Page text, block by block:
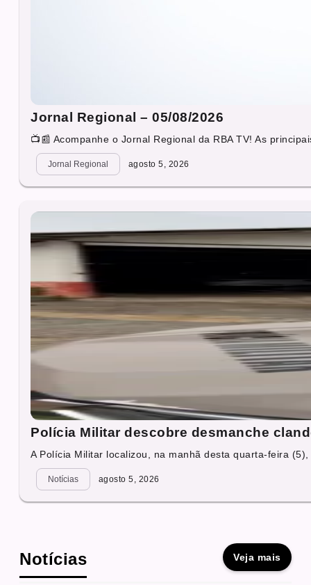
Jornal Regional – 05/08/2026
📺📰 Acompanhe o Jornal Regional da RBA TV! As
Jornal Regional agosto 5, 2026
Polícia Militar descobre desmanche
A Polícia Militar localizou, na manhã desta quarta-feira
Notícias agosto 5, 2026
Notícias Veja mais